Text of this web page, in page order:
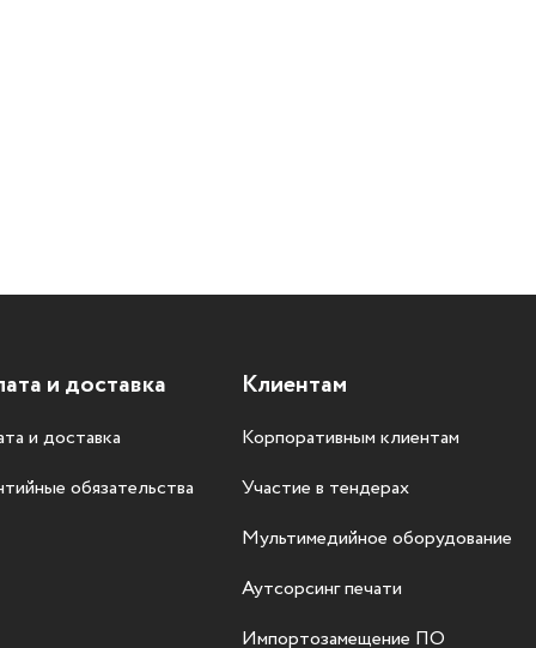
и доставка
и доставка
обязательства
Клиентам
Корпоративным клиентам
Участие в тендерах
Мультимедийное оборудование
Аутсорсинг печати
Импортозамещение ПО